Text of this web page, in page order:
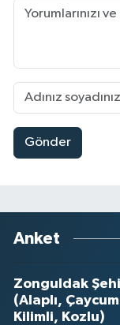
Gönder
Anket
Zonguldak
(Alaplı,
Kilimli, Kozlu)